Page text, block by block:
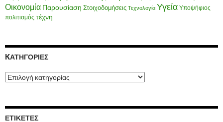
Οικονομία Παρουσίαση Στοιχοδομήσεις Τεχνολογία Υγεία Υποψήφιος
πολιτισμός τέχνη
KΑΤΗΓΟΡΊΕΣ
Kατηγορίες
ΕΤΙΚΈΤΕΣ